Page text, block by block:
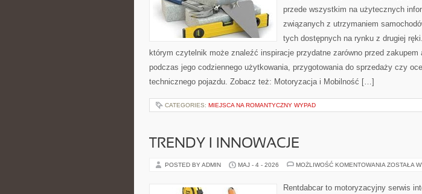
przede wszystkim na użytecznych
związanych z utrzymaniem
tych dostępnych na rynku z drugiej
którym czytelnik może znaleźć inspiracje przydatne zarówno przed zakupem
podczas jego codziennego użytkowania, przygotowania do sprzedaży czy
technicznego pojazdu. Zobacz też: Motoryzacja i Mobilność […]
CATEGORIES: MIEJSCA NA ROMANTYCZNY WYPAD
TRENDY I INNOWACJE
POSTED BY ADMIN MAJ - 4 - 2026 MOŻLIWOŚĆ KOMENTOWANIA TRENDY
ZOSTAŁA
Rentdabcar to motoryzacyjny serwis